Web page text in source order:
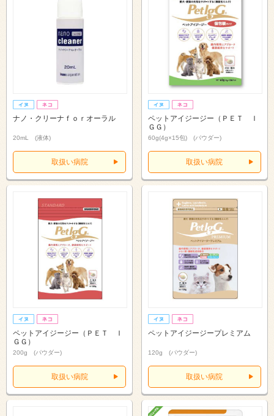
ナノ・クリーナｆｏｒオーラル
20mL (液体)
取扱い病院
ペットアイジージー（ＰＥＴ Ｉ
ＧＧ）
60g(4g×15包) (パウダー)
取扱い病院
ペットアイジージー（ＰＥＴ Ｉ
ＧＧ）
200g (パウダー)
取扱い病院
ペットアイジージープレミアム
120g (パウダー)
取扱い病院